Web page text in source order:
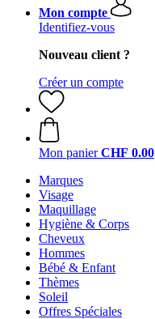
Mon compte
Identifiez-vous
Nouveau client ?
Créer un compte
Mon panier CHF 0.00
Marques
Visage
Maquillage
Hygiène & Corps
Cheveux
Hommes
Bébé & Enfant
Thèmes
Soleil
Offres Spéciales